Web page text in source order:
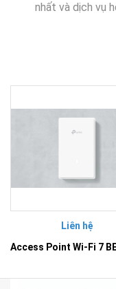
nhất và dịch vụ
Liên hệ